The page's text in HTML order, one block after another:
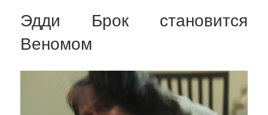
Эдди Брок становится
Веномом